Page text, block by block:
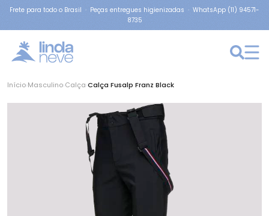
Frete para todo o Brasil · Peças entregues higienizadas · WhatsApp (11) 94571-
8735
Início Masculino Calça Calça Fusalp Franz Black